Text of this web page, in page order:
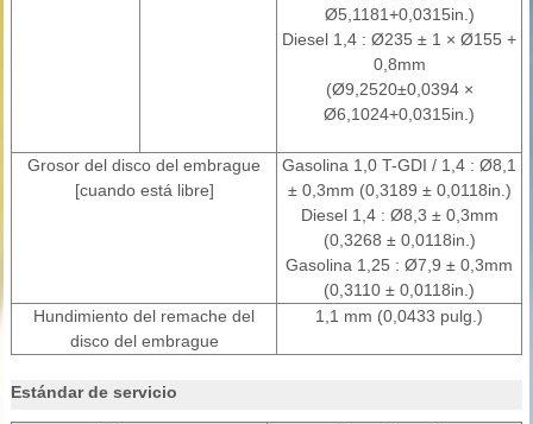
Ø5,1181+0,0315in.)
Diesel 1,4 : Ø235 ± 1 × Ø155 +
0,8mm
(Ø9,2520±0,0394 ×
Ø6,1024+0,0315in.)
Grosor del disco del embrague
[cuando está libre]
Gasolina 1,0 T-GDI / 1,4 : Ø8,1
± 0,3mm (0,3189 ± 0,0118in.)
Diesel 1,4 : Ø8,3 ± 0,3mm
(0,3268 ± 0,0118in.)
Gasolina 1,25 : Ø7,9 ± 0,3mm
(0,3110 ± 0,0118in.)
Hundimiento del remache del
disco del embrague
1,1 mm (0,0433 pulg.)
Estándar de servicio